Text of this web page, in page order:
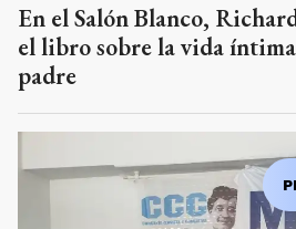
En el Salón Blanco,
el libro sobre la vida
padre